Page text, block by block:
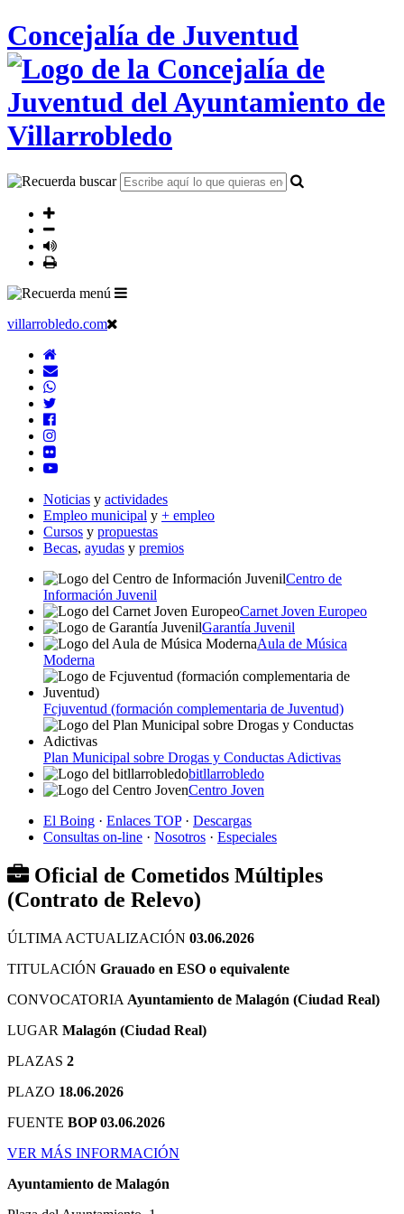
Concejalía de Juventud
villarrobledo.com
Noticias y actividades
Empleo municipal y + empleo
Cursos y propuestas
Becas, ayudas y premios
Centro de
Información Juvenil
Carnet Joven Europeo
Garantía Juvenil
Aula de Música
Moderna
Fcjuventud (formación complementaria de Juventud)
Plan Municipal sobre Drogas y Conductas Adictivas
bitllarrobledo
Centro Joven
El Boing · Enlaces TOP· Descargas
Consultas on-line · Nosotros · Especiales
Oficial de Cometidos Múltiples
(Contrato de Relevo)
ÚLTIMA ACTUALIZACIÓN 03.06.2026
TITULACIÓN Grauado en ESO o equivalente
CONVOCATORIA Ayuntamiento de Malagón (Ciudad Real)
LUGAR Malagón (Ciudad Real)
PLAZAS 2
PLAZO 18.06.2026
FUENTE BOP 03.06.2026
VER MÁS INFORMACIÓN
Ayuntamiento de Malagón